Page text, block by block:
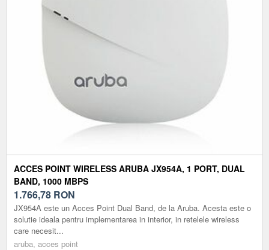
ACCES POINT WIRELESS ARUBA JX954A, 1 PORT, DUAL
BAND, 1000 MBPS
1.766,78 RON
JX954A este un Acces Point Dual Band, de la Aruba. Acesta este o
solutie ideala pentru implementarea in interior, in retelele wireless
care necesit...
aruba, acces point